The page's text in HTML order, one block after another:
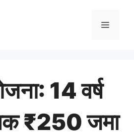
Menu
14 वर्ष
₹250 जमा